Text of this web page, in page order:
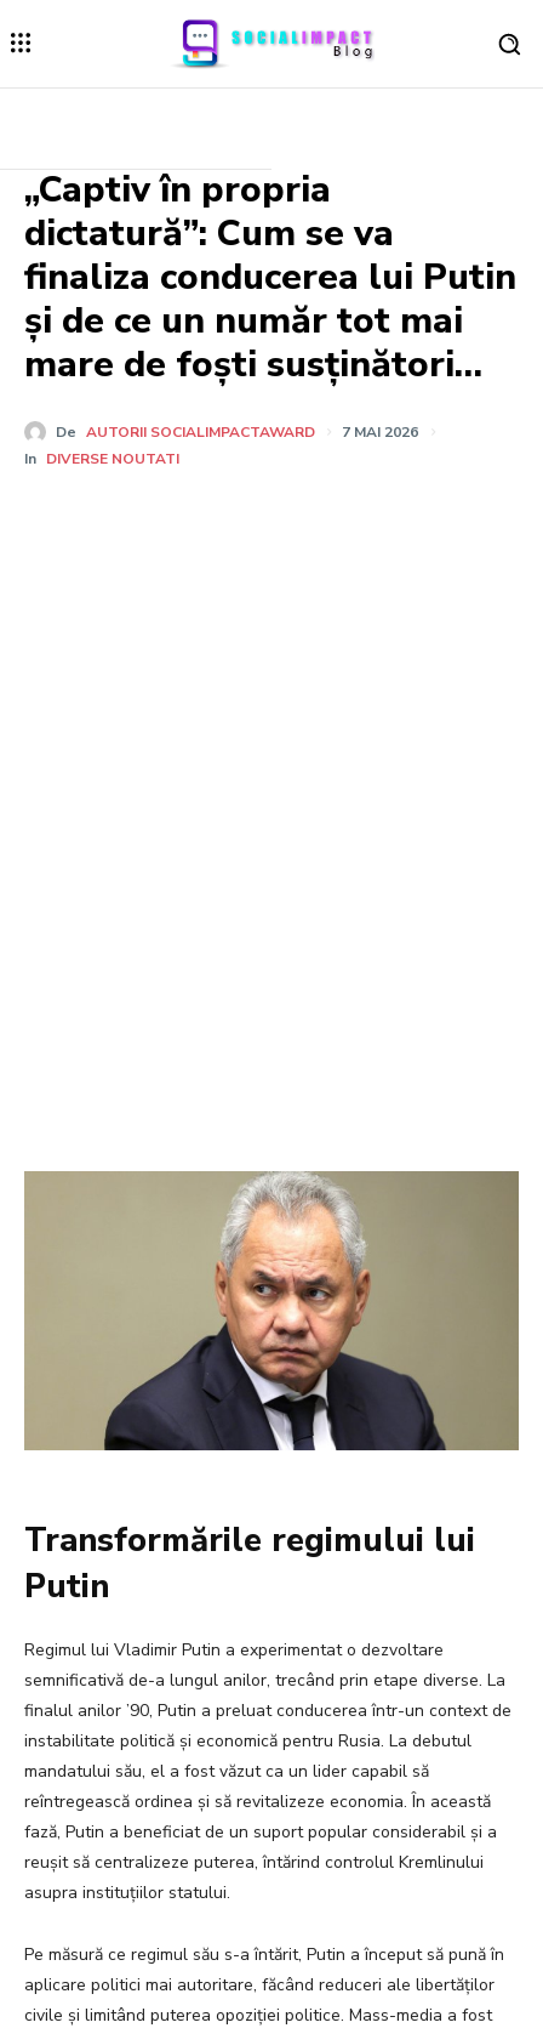
„Captiv în propria
dictatură”: Cum se va
finaliza conducerea lui Putin
și de ce un număr tot mai
mare de foști susținători…
De AUTORII SOCIALIMPACTAWARD
7 MAI 2026
In DIVERSE NOUTATI
Transformările regimului lui
Putin
Regimul lui Vladimir Putin a experimentat o dezvoltare
semnificativă de-a lungul anilor, trecând prin etape diverse. La
finalul anilor ’90, Putin a preluat conducerea într-un context de
instabilitate politică și economică pentru Rusia. La debutul
mandatului său, el a fost văzut ca un lider capabil să
reîntregească ordinea și să revitalizeze economia. În această
fază, Putin a beneficiat de un suport popular considerabil și a
reușit să centralizeze puterea, întărind controlul Kremlinului
asupra instituțiilor statului.
Pe măsură ce regimul său s-a întărit, Putin a început să pună în
aplicare politici mai autoritare, făcând reduceri ale libertăților
civile și limitând puterea opoziției politice. Mass-media a fost